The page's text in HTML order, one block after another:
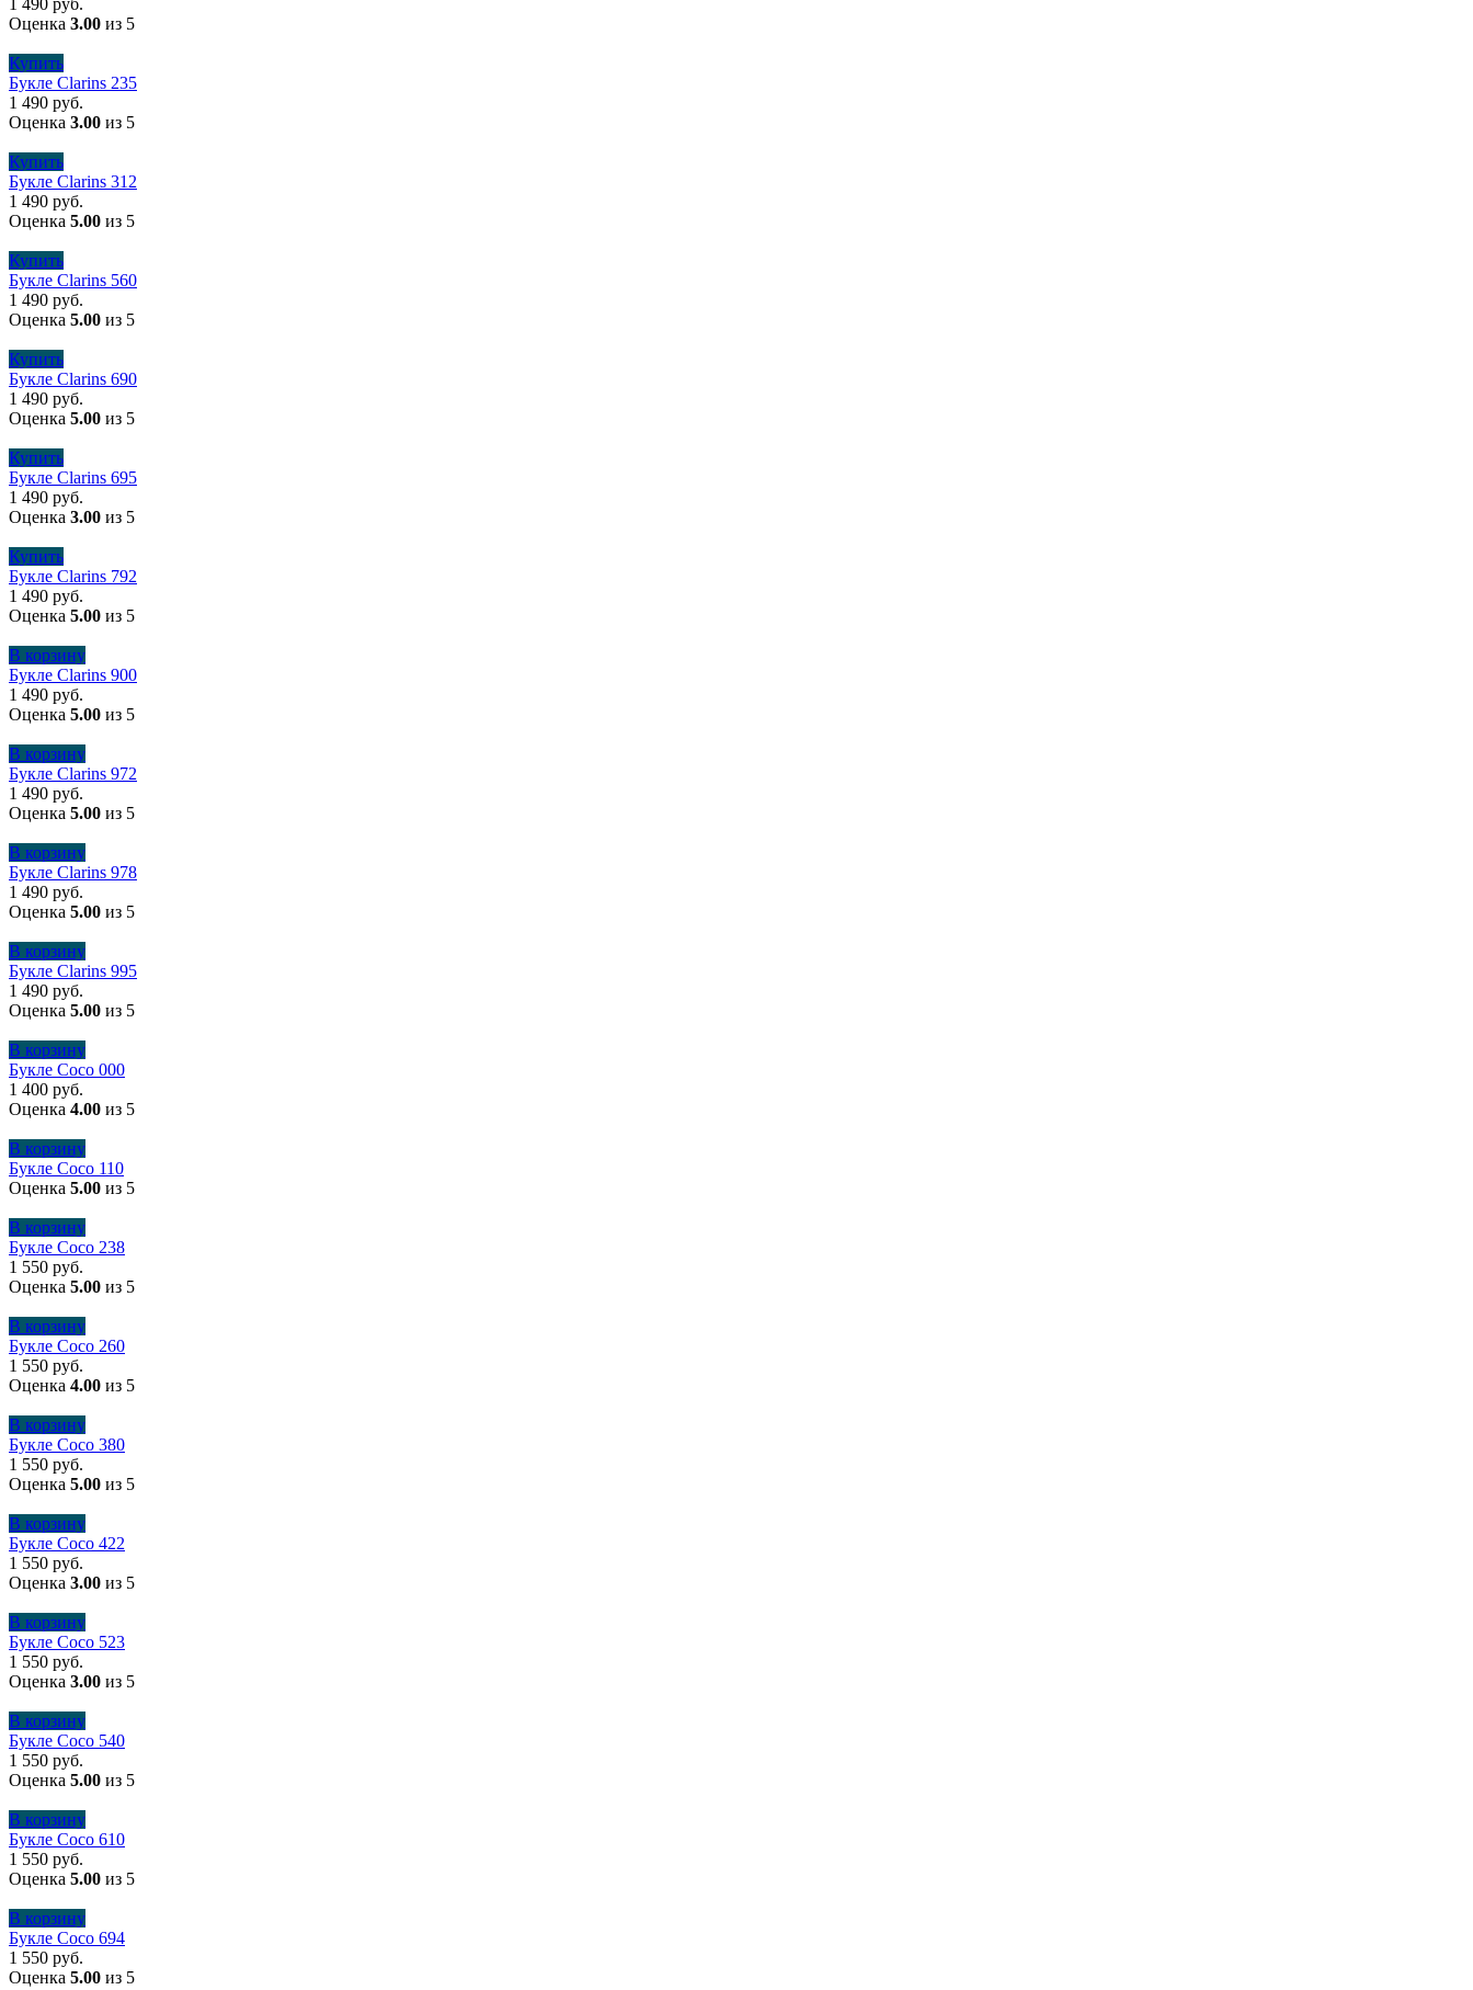
Оценка 3.00 из 5
Купить
Букле Clarins 235
1 490 руб.
Оценка 3.00 из 5
Купить
Букле Clarins 312
1 490 руб.
Оценка 5.00 из 5
Купить
Букле Clarins 560
1 490 руб.
Оценка 5.00 из 5
Купить
Букле Clarins 690
1 490 руб.
Оценка 5.00 из 5
Купить
Букле Clarins 695
1 490 руб.
Оценка 3.00 из 5
Купить
Букле Clarins 792
1 490 руб.
Оценка 5.00 из 5
В корзину
Букле Clarins 900
1 490 руб.
Оценка 5.00 из 5
В корзину
Букле Clarins 972
1 490 руб.
Оценка 5.00 из 5
В корзину
Букле Clarins 978
1 490 руб.
Оценка 5.00 из 5
В корзину
Букле Clarins 995
1 490 руб.
Оценка 5.00 из 5
В корзину
Букле Coco 000
1 400 руб.
Оценка 4.00 из 5
В корзину
Букле Coco 110
Оценка 5.00 из 5
В корзину
Букле Coco 238
1 550 руб.
Оценка 5.00 из 5
В корзину
Букле Coco 260
1 550 руб.
Оценка 4.00 из 5
В корзину
Букле Coco 380
1 550 руб.
Оценка 5.00 из 5
В корзину
Букле Coco 422
1 550 руб.
Оценка 3.00 из 5
В корзину
Букле Coco 523
1 550 руб.
Оценка 3.00 из 5
В корзину
Букле Coco 540
1 550 руб.
Оценка 5.00 из 5
В корзину
Букле Coco 610
1 550 руб.
Оценка 5.00 из 5
В корзину
Букле Coco 694
1 550 руб.
Оценка 5.00 из 5